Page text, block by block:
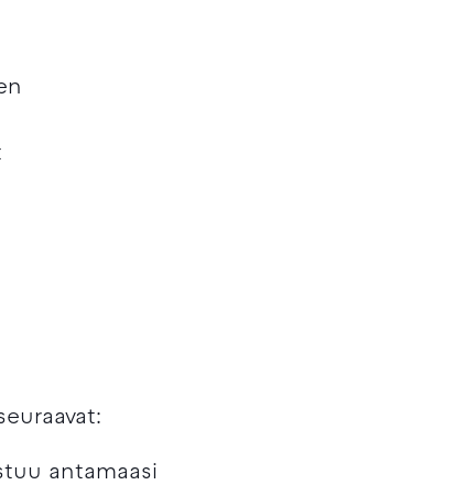
antamaasi